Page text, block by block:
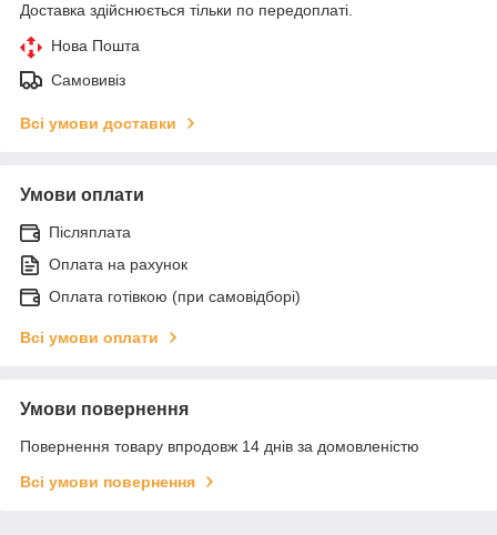
Доставка здійснюється тільки по передоплаті.
Нова Пошта
Самовивіз
Всі умови доставки
Умови оплати
Післяплата
Оплата на рахунок
Оплата готівкою (при самовідборі)
Всі умови оплати
Умови повернення
Повернення товару впродовж 14 днів за домовленістю
Всі умови повернення